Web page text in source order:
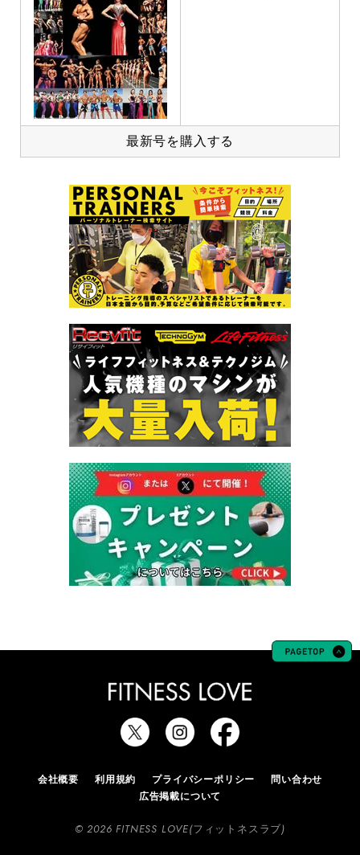
最新号を購入する
会社概要 利用規約 プライバシーポリシー
問い合わせ
広告掲載について
© 2026 FITNESS LOVE(フィットネスラブ)